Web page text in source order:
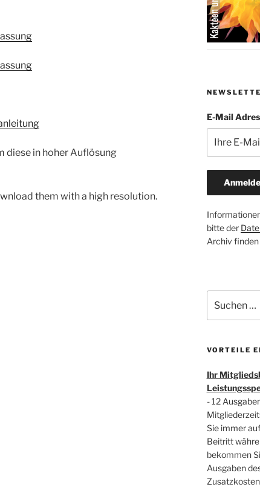
diese in hoher Auflösung
them with a high resolution.
E-Mail
bitte der
Archiv finden
nach:
VORTEILE
Ihr
- 12
Sie immer
Beitritt
bekommen
Ausgaben